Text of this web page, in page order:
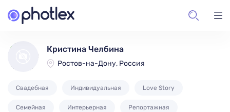
Кристина Челбина
Ростов-на-Дону, Россия
Свадебная Индивидуальная Love Story
Семейная Интерьерная Репортажная